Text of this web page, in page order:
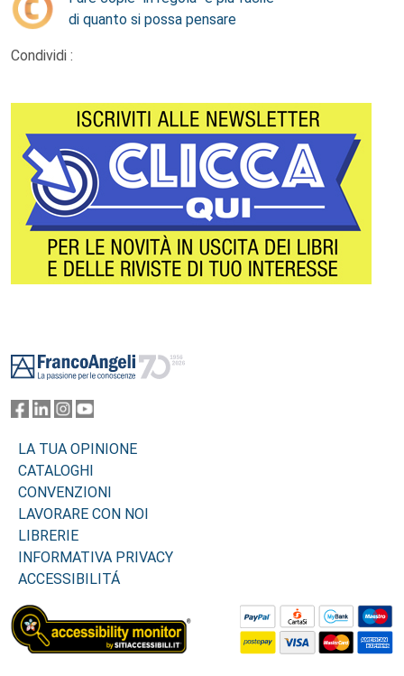
di quanto si possa pensare
Condividi :
LA TUA OPINIONE
CATALOGHI
CONVENZIONI
LAVORARE CON NOI
LIBRERIE
INFORMATIVA PRIVACY
ACCESSIBILITÁ